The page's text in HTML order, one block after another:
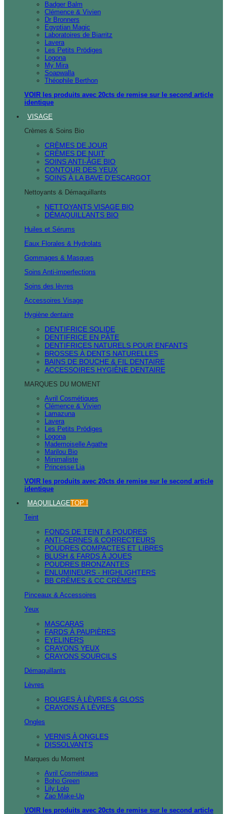
Badger Balm
Clémence & Vivien
Dr Bronners
Egyptian Magic
Laboratoires de Biarritz
Lavera
Les Petits Prödiges
Logona
My Mira
Soapwalla
Théophile Berthon
VOIR les produits avec 20cts de remise sur le second article
identique
VISAGE
Crèmes & Soins Bio
CRÈMES DE JOUR
CRÈMES DE NUIT
SOINS ANTI-ÂGE BIO
CONTOUR DES YEUX
SOINS À LA BAVE D'ESCARGOT
Nettoyants & Démaquillants
NETTOYANTS VISAGE BIO
DÉMAQUILLANTS BIO
Huiles et Sérums
Eaux Florales & Hydrolats
Gommages & Masques
Soins Anti-imperfections
Soins des lèvres
Accessoires Visage
Hygiène dentaire
DENTIFRICE SOLIDE
DENTIFRICE EN PÂTE
DENTIFRICES NATURELS POUR ENFANTS
BROSSES À DENTS NATURELLES
BAINS DE BOUCHE & FIL DENTAIRE
ACCESSOIRES HYGIÈNE DENTAIRE
MARQUES DU MOMENT
Avril Cosmétiques
Clémence & Vivien
Lamazuna
Lavera
Les Petits Prödiges
Logona
Mademoiselle Agathe
Marilou Bio
Minimaliste
Princesse Lia
VOIR les produits avec 20cts de remise sur le second article
identique
MAQUILLAGETOP !
Teint
FONDS DE TEINT & POUDRES
ANTI-CERNES & CORRECTEURS
POUDRES COMPACTES ET LIBRES
BLUSH & FARDS À JOUES
POUDRES BRONZANTES
ENLUMINEURS - HIGHLIGHTERS
BB CRÈMES & CC CRÈMES
Pinceaux & Accessoires
Yeux
MASCARAS
FARDS À PAUPIÈRES
EYELINERS
CRAYONS YEUX
CRAYONS SOURCILS
Démaquillants
Lèvres
ROUGES À LÈVRES & GLOSS
CRAYONS À LÈVRES
Ongles
VERNIS À ONGLES
DISSOLVANTS
Marques du Moment
Avril Cosmétiques
Boho Green
Lily Lolo
Zao Make-Up
VOIR les produits avec 20cts de remise sur le second article